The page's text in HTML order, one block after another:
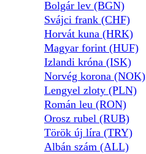
Bolgár lev (BGN)
Svájci frank (CHF)
Horvát kuna (HRK)
Magyar forint (HUF)
Izlandi króna (ISK)
Norvég korona (NOK)
Lengyel zloty (PLN)
Román leu (RON)
Orosz rubel (RUB)
Török új líra (TRY)
Albán szám (ALL)